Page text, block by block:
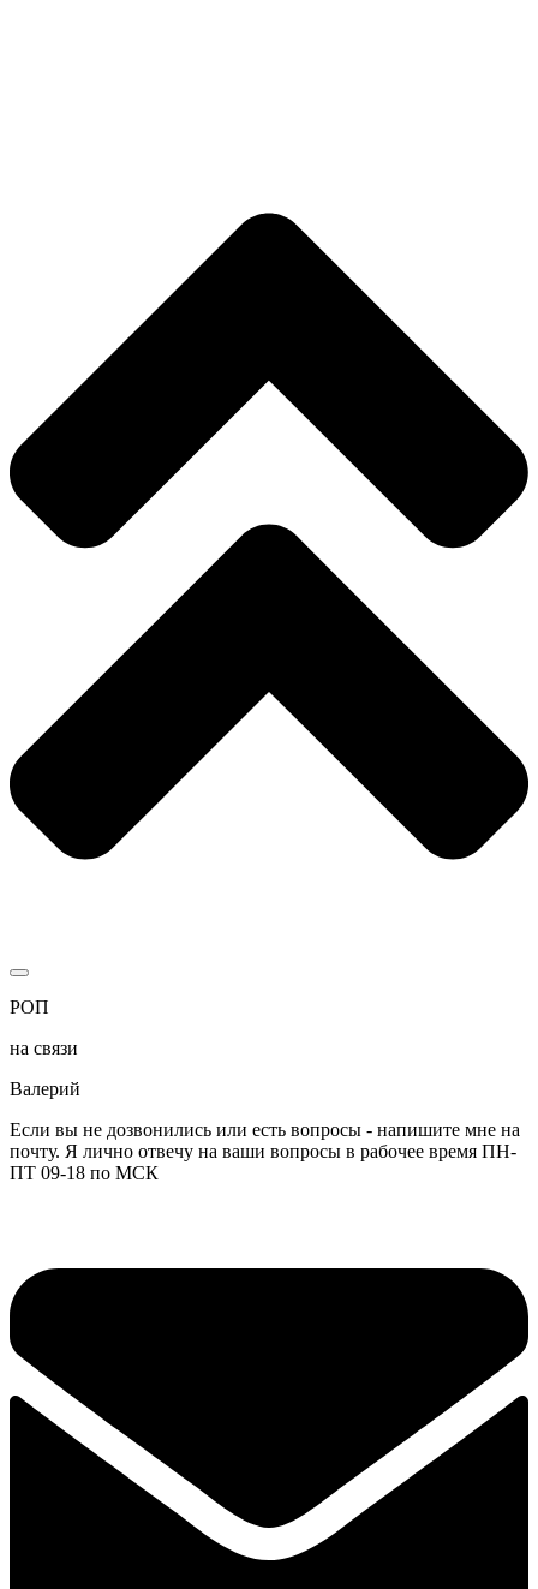
РОП
на связи
Валерий
Если вы не дозвонились или есть вопросы - напишите мне на
почту. Я лично отвечу на ваши вопросы в рабочее время ПН-
ПТ 09-18 по МСК